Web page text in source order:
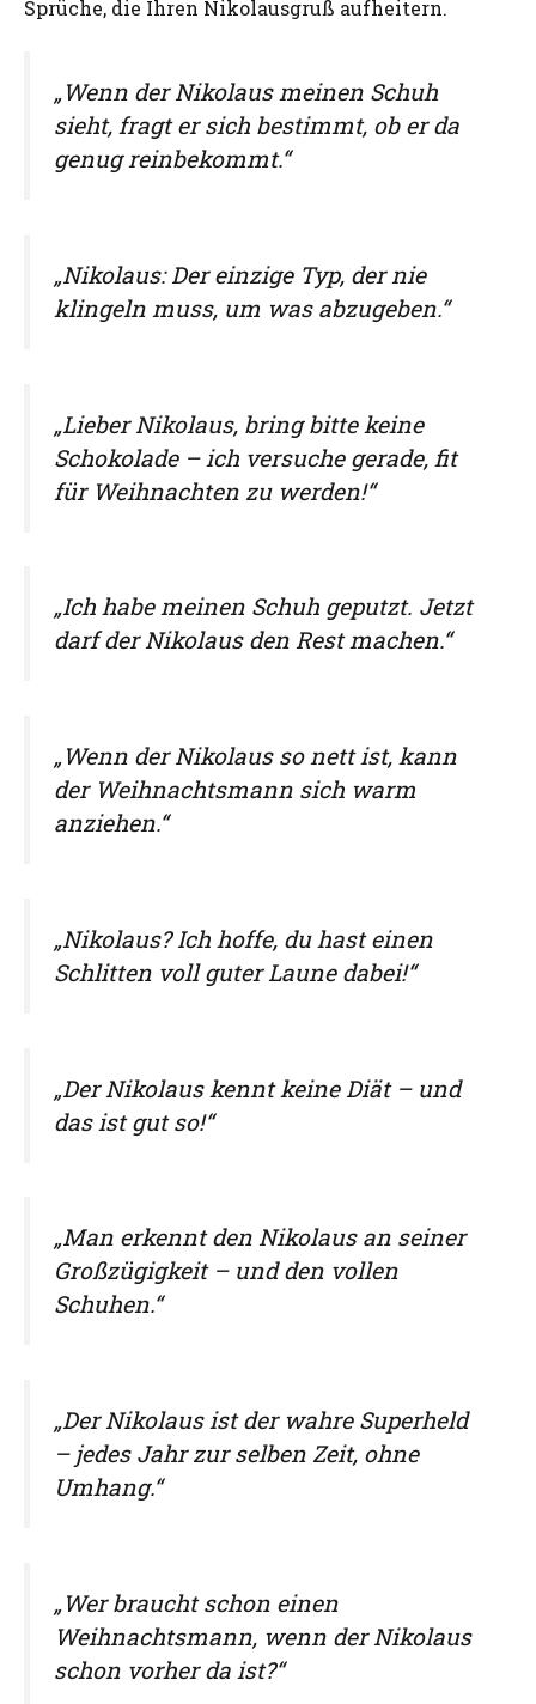
Sprüche, die Ihren Nikolausgruß aufheitern.
„Wenn der Nikolaus meinen Schuh
sieht, fragt er sich bestimmt, ob er da
genug reinbekommt.“
„Nikolaus: Der einzige Typ, der nie
klingeln muss, um was abzugeben.“
„Lieber Nikolaus, bring bitte keine
Schokolade – ich versuche gerade, fit
für Weihnachten zu werden!“
„Ich habe meinen Schuh geputzt. Jetzt
darf der Nikolaus den Rest machen.“
„Wenn der Nikolaus so nett ist, kann
der Weihnachtsmann sich warm
anziehen.“
„Nikolaus? Ich hoffe, du hast einen
Schlitten voll guter Laune dabei!“
„Der Nikolaus kennt keine Diät – und
das ist gut so!“
„Man erkennt den Nikolaus an seiner
Großzügigkeit – und den vollen
Schuhen.“
„Der Nikolaus ist der wahre Superheld
– jedes Jahr zur selben Zeit, ohne
Umhang.“
„Wer braucht schon einen
Weihnachtsmann, wenn der Nikolaus
schon vorher da ist?“